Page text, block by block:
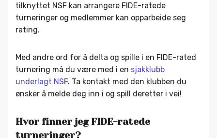
tilknyttet NSF kan arrangere FIDE-ratede
turneringer og medlemmer kan opparbeide seg
rating.
Med andre ord for å delta og spille i en FIDE-rated
turnering må du være med i en sjakklubb
underlagt NSF. Ta kontakt med den klubben du
ønsker å melde deg inn i og spill deretter i vei!
Hvor finner jeg FIDE-ratede
turneringer?